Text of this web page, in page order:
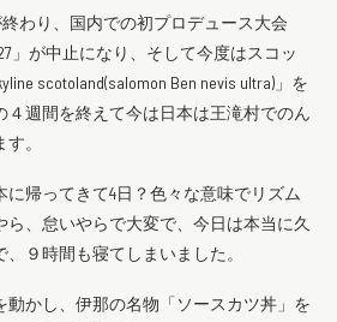
終わり、国内での初プロデュース大会
」が中止になり、そして今度はスコッ
scotoland(salomon Ben nevis ultra)」を
４週間を終えて今は日本は王滝村でのん
。
に帰ってきて4日？色々な意味でリズム
、怠いやらで大変で、今日は本当に久
９時間も寝てしまいました。
動かし、伊那の名物「ソースカツ丼」を